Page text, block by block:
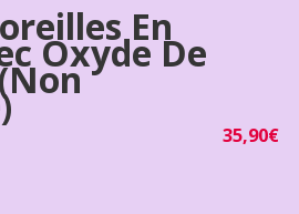
En
Oxyde De
35,90€